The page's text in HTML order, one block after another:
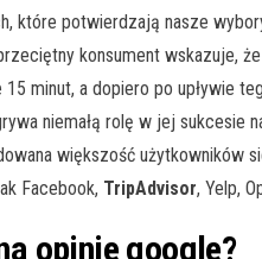
które potwierdzają nasze
konsument wskazuje,
minut, a dopiero po upływie
niemałą rolę w jej sukcesie
większość użytkowników
Facebook, TripAdvisor, Yelp,
opinie google?